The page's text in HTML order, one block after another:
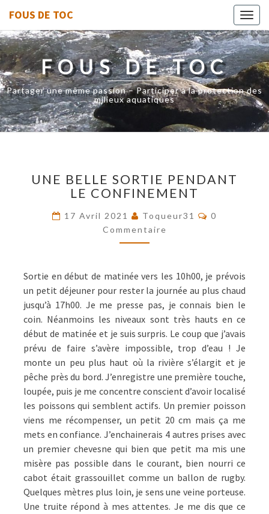
FOUS DE TOC
FOUS DE TOC
Partager une même passion – Participer à la protection des
milieux aquatiques
BELLE
SORTIE
LE
CONFINEMENT
UNE BELLE SORTIE PENDANT
LE CONFINEMENT
17 Avril 2021 Toqueur31
0
Commentaire
Sortie en début de matinée vers les 10h00, je prévois
un petit déjeuner pour rester la journée au plus chaud
jusqu’à 17h00. Je me presse pas, je connais bien le
coin. Néanmoins les niveaux sont très hauts en ce
début de matinée et je suis surpris. Le coup que j’avais
prévu de faire s’avère impossible, trop d’eau ! Je
monte un peu plus haut où la rivière s’élargit et je
pêche près du bord. J’enregistre une première touche,
loupée, puis je me concentre conscient d’avoir localisé
les poissons qui semblent actifs. Un premier poisson
viens me récompenser, un petit 20 cm mais ça me
mets en confiance. J’enchainerais 4 autres prises avec
un premier chevesne qui bien que petit ma mis une
misère pas possible dans le courant, bien nourri ce
cabot était grassouillet comme un ballon de rugby.
Quelques mètres plus loin, je sens une veine porteuse.
Une truite répond à mes attentes. Je me dis que ce